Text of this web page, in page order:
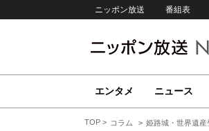
ニッポン放送 番組表
エンタメ ニュース
TOP コラム 姫路城・世界遺